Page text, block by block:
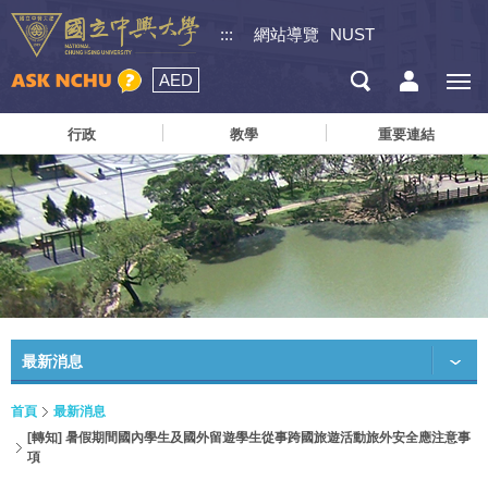
::: 網站導覽 NUST
AED
行政 教學 重要連結
最新消息
首頁
最新消息
[轉知] 暑假期間國內學生及國外留遊學生從事跨國旅遊活動旅外安全應注意事
項